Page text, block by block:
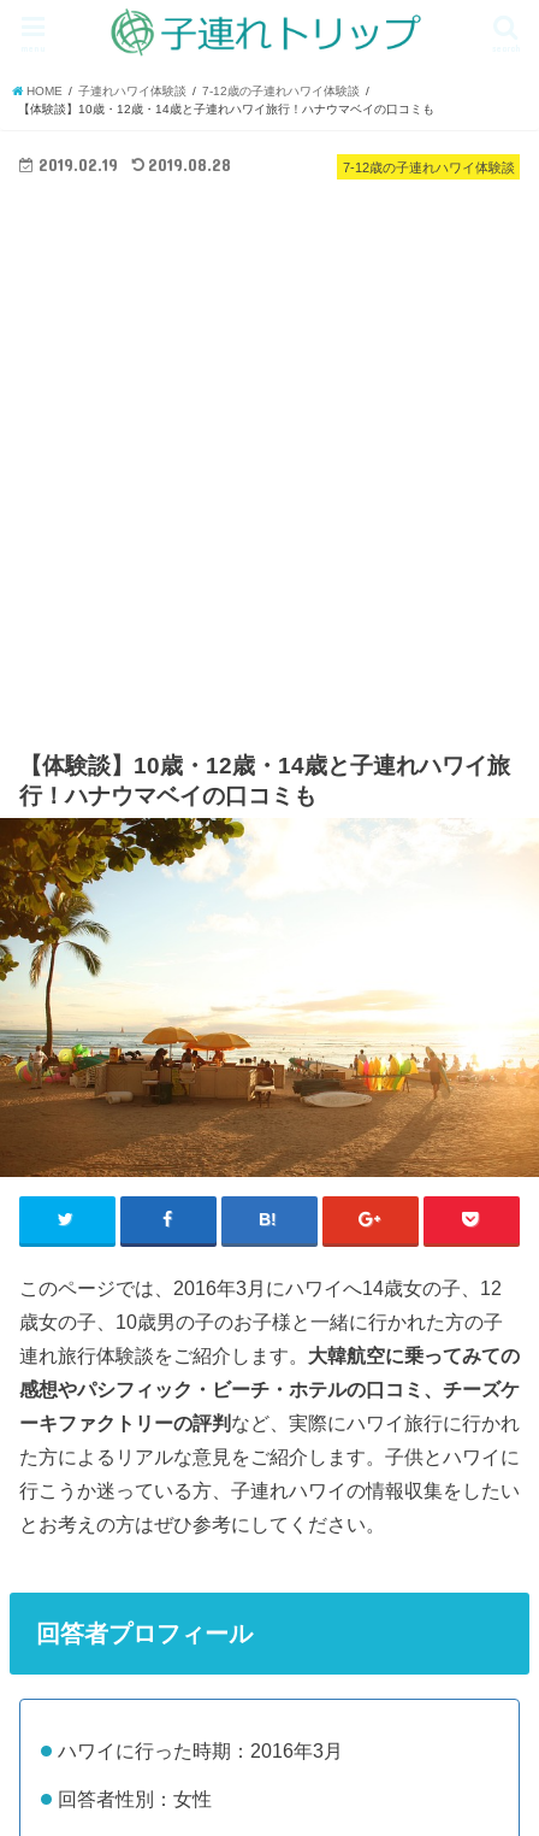
HOME 子連れハワイ体験談
7-12歳の子連れハワイ体験談
【体験談】10歳・12歳・14歳と子連れハワイ旅行！ハナウマベイの口コミも
7-12歳の子連れハワイ体験談
2019.02.19 2019.08.28
【体験談】10歳・12歳・14歳と子連れハワイ旅
行！ハナウマベイの口コミも
このページでは、2016年3月にハワイへ14歳女の子、12
歳女の子、10歳男の子のお子様と一緒に行かれた方の子
連れ旅行体験談をご紹介します。 大韓航空に乗ってみての
感想やパシフィック・ビーチ・ホテルの口コミ、チーズケ
ーキファクトリーの評判 など、実際にハワイ旅行に行かれ
た方によるリアルな意見をご紹介します。子供とハワイに
行こうか迷っている方、子連れハワイの情報収集をしたい
とお考えの方はぜひ参考にしてください。
回答者プロフィール
ハワイに行った時期：2016年3月
回答者性別：女性